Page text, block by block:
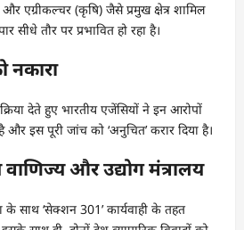
एग्रीकल्चर (कृषि) जैसे प्रमुख क्षेत्र शामिल
सीधे तौर पर प्रभावित हो रहा है।
नकारा
देते हुए भारतीय एजेंसियों ने इन आरोपों
और इस पूरी जांच को ‘अनुचित’ करार दिया है।
वाणिज्य और उद्योग मंत्रालय
साथ ‘सेक्शन 301’ कार्यवाही के तहत